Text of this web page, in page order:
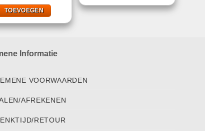
€22,99.€9,99.
TOEVOEGEN
Informatie
VOORWAARDEN
AFREKENEN
RETOUR